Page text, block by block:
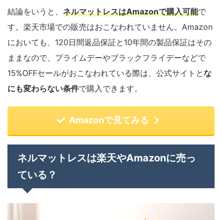
結論をいうと、 ネルマットレスはAmazonで購入可能で
す。楽天市場での販売はおこなわれていません。Amazon
においても、120日間返品保証と10年間の製品保証はその
ままなので、プライムデーやブラックフライデーなどで
15%OFFセールがおこなわれている際は、公式サイトとな
にも変わらない条件で購入できます。
Amazonで見てみる
ネルマットレスは楽天やAmazonに売っ
ている？